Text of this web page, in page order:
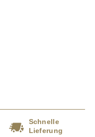
Schnelle
Lieferung